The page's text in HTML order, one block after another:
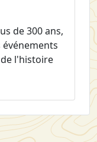
de 300 ans,
l'histoire